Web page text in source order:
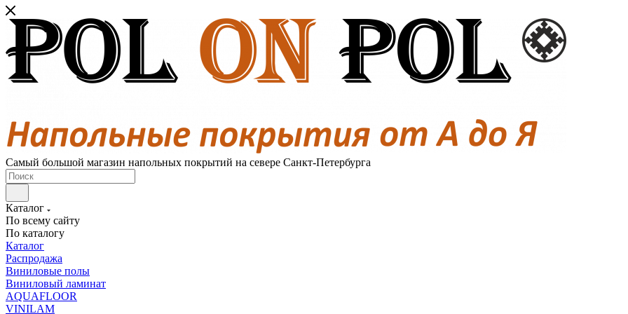
Самый большой магазин напольных покрытий на севере Санкт-Петербурга
Каталог
По всему сайту
По каталогу
Каталог
Распродажа
Виниловые полы
Виниловый ламинат
AQUAFLOOR
VINILAM